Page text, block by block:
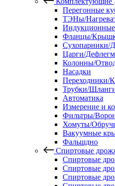
Перегонные
ТЭНы/
Фланцы/
Сухопарники/
Царги/
Колонны/
Насадки
Переходники/
Трубки/
Автоматика
Измерение и
Фильтры/
Хомуты/
Вакуумные
Фальшдно
Спиртовые
Спиртовые
Спиртовые
Спиртовые